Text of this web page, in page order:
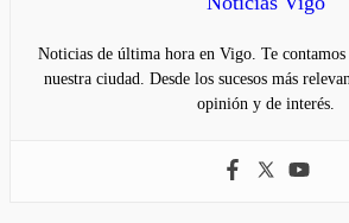
Noticias de última hora en Vigo. Te contamos
nuestra ciudad. Desde los sucesos más
opinión y de interés.